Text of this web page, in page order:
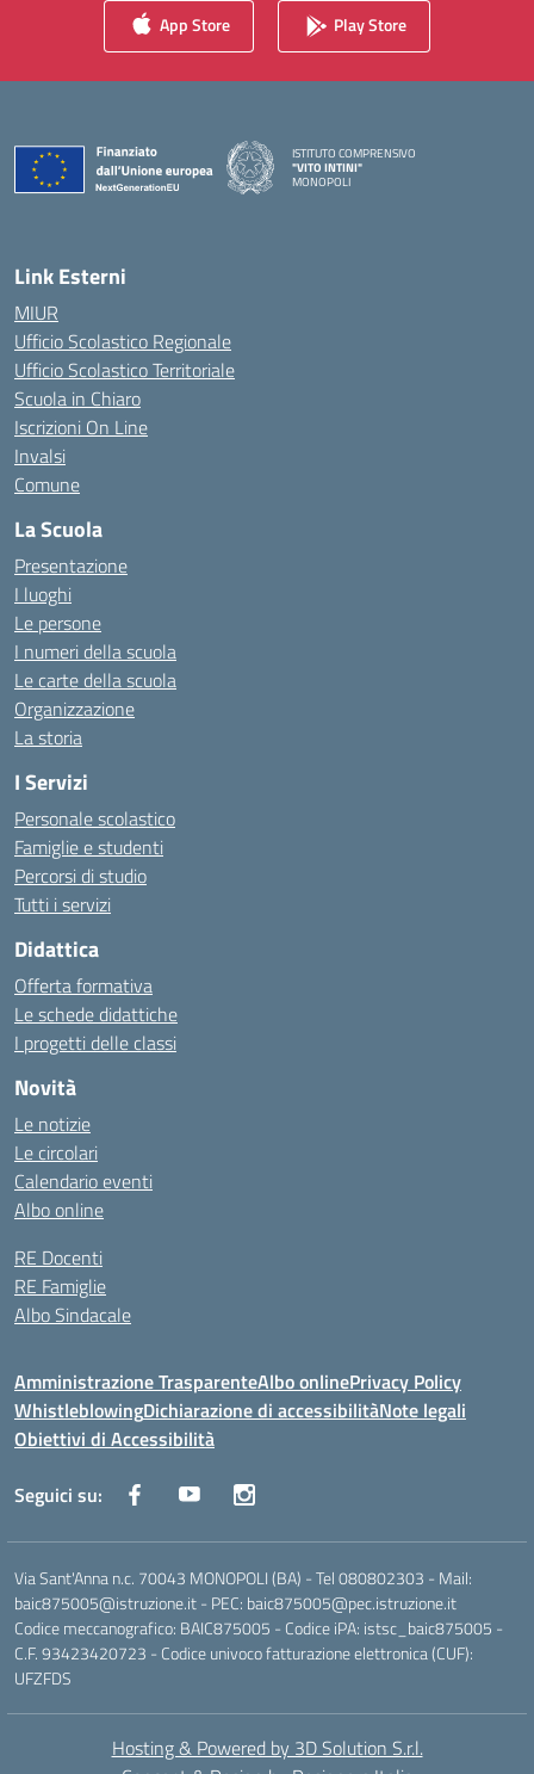
App Store Play Store
ISTITUTO COMPRENSIVO
"VITO INTINI"
MONOPOLI
Link Esterni
MIUR
Ufficio Scolastico Regionale
Ufficio Scolastico Territoriale
Scuola in Chiaro
Iscrizioni On Line
Invalsi
Comune
La Scuola
Presentazione
I luoghi
Le persone
I numeri della scuola
Le carte della scuola
Organizzazione
La storia
I Servizi
Personale scolastico
Famiglie e studenti
Percorsi di studio
Tutti i servizi
Didattica
Offerta formativa
Le schede didattiche
I progetti delle classi
Novità
Le notizie
Le circolari
Calendario eventi
Albo online
RE Docenti
RE Famiglie
Albo Sindacale
Amministrazione TrasparenteAlbo onlinePrivacy Policy
WhistleblowingDichiarazione di accessibilitàNote legali
Obiettivi di Accessibilità
Seguici su:
Via Sant'Anna n.c. 70043 MONOPOLI (BA) - Tel 080802303 - Mail:
baic875005@istruzione.it - PEC: baic875005@pec.istruzione.it
Codice meccanografico: BAIC875005 - Codice iPA: istsc_baic875005 -
C.F. 93423420723 - Codice univoco fatturazione elettronica (CUF):
UFZFDS
Hosting & Powered by 3D Solution S.r.l.